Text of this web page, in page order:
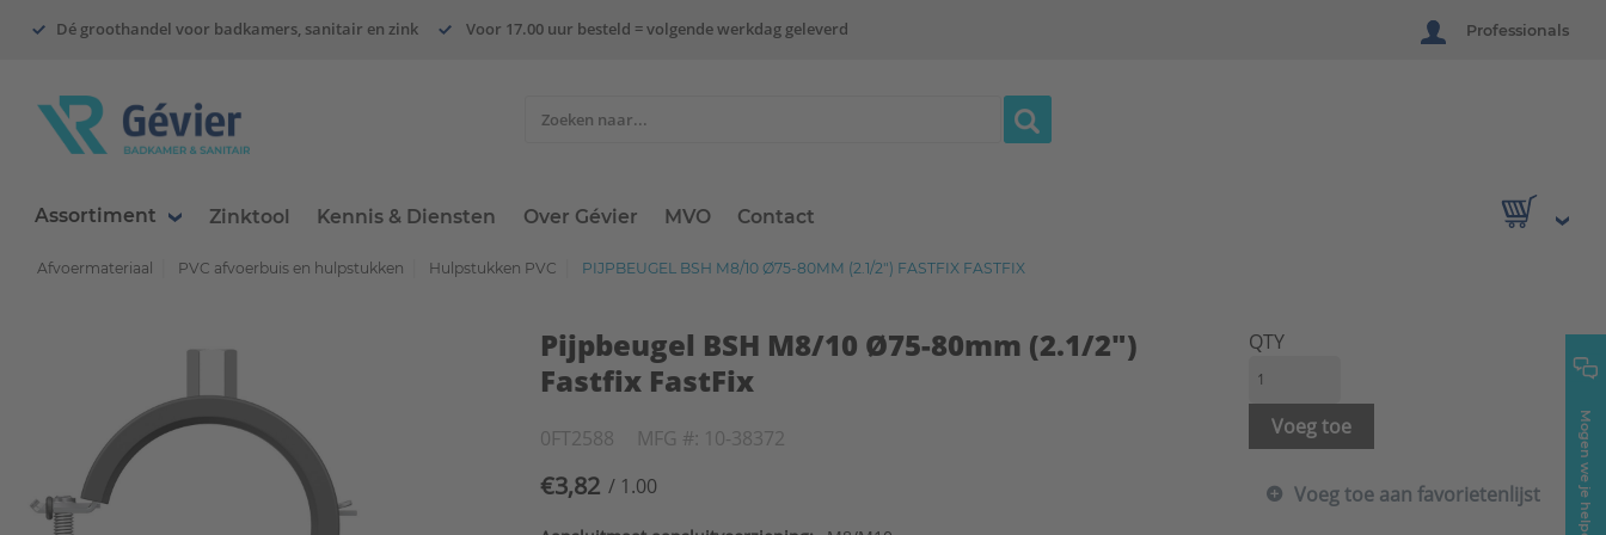
Dé groothandel voor badkamers, sanitair en zink Voor 17.00 uur besteld = volgende werkdag geleverd Professionals
Assortiment Zinktool Kennis & Diensten Over Gévier MVO Contact
Mogen we je helpen?
Afvoermateriaal PVC afvoerbuis en hulpstukken Hulpstukken PVC PIJPBEUGEL BSH M8/10 Ø75-80MM (2.1/2") FASTFIX FASTFIX
Pijpbeugel BSH M8/10 Ø75-80mm (2.1/2")
Fastfix FastFix
0FT2588 MFG #: 10-38372
€3,82 / 1.00
QTY
Voeg toe
Voeg toe aan favorietenlijst